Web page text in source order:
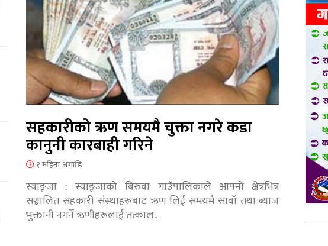
सहकारीको ऋण समयमै चुक्ता नगरे कडा
कानुनी कारबाही गरिने
१ महिना अगाडि
स्याङ्जा : स्याङ्जाको बिरुवा गाउँपालिकाले आफ्नो क्षेत्रभित्र
सञ्चालित सहकारी संस्थाहरूबाट ऋण लिई समयमै सावाँ तथा ब्याज
भुक्तानी नगर्ने ऋणीहरूलाई तत्काल…